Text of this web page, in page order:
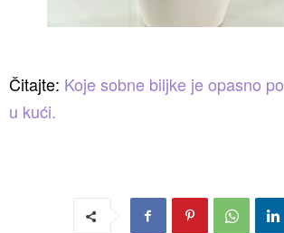
Čitajte: Koje sobne biljke je opasno
u kući.